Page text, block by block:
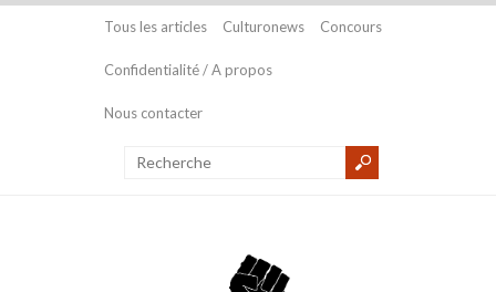
Tous les articles Culturonews Concours
Confidentialité / A propos
Nous contacter